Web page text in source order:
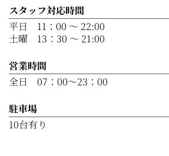
スタッフ対応時間
平日 11：00 ～ 22:00
土曜 13：30 ～ 21:00
営業時間
全日 07：00～23：00
駐車場
10台有り